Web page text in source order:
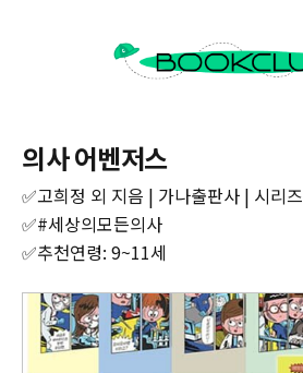
의사 어벤저스
✅고희정 외 지음 | 가나출판사 | 시리즈
✅#세상의모든의사
✅추천연령: 9~11세